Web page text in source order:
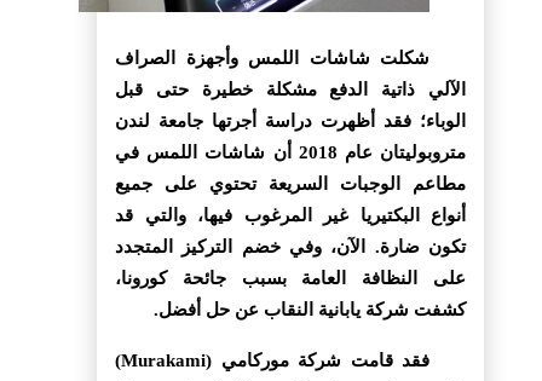
شكلت شاشات اللمس وأجهزة الصراف
الآلي ذاتية الدفع مشكلة خطيرة حتى قبل
الوباء؛ فقد أظهرت دراسة أجرتها جامعة لندن
متروبوليتان عام 2018 أن شاشات اللمس في
مطاعم الوجبات السريعة تحتوي على جميع
أنواع البكتيريا غير المرغوب فيها، والتي قد
تكون ضارة. الآن، وفي خضم التركيز المتجدد
على النظافة العامة بسبب جائحة كورونا،
كشفت شركة يابانية النقاب عن حل أفضل.
فقد قامت شركة موركامي (Murakami)